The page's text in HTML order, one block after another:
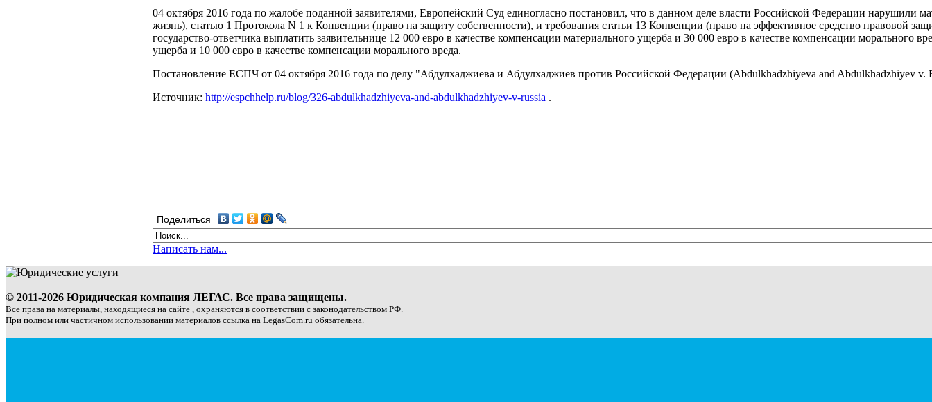
04 октября 2016 года по жалобе поданной заявителями, Европейский Суд единогласно постановил, что в данном деле власти Российской Федерации нарушили
жизнь), статью 1 Протокола N 1 к Конвенции (право на защиту собственности), и требования статьи 13 Конвенции (право на эффективное средство правовой
государство-ответчика выплатить заявительнице 12 000 евро в качестве компенсации материального ущерба и 30 000 евро в качестве компенсации морального
ущерба и 10 000 евро в качестве компенсации морального вреда.
Постановление ЕСПЧ от 04 октября 2016 года по делу "Абдулхаджиева и Абдулхаджиев против Российской Федерации (Abdulkhadzhiyeva and Abdulkhadzhiyev v.
Источник: http://espchhelp.ru/blog/326-abdulkhadzhiyeva-and-abdulkhadzhiyev-v-russia .
Поделиться
Написать нам...
© 2011-2026 Юридическая компания ЛЕГАС. Все права защищены.
Все права на материалы, находящиеся на сайте , охраняются в соответствии с законодательством РФ.
При полном или частичном использовании материалов ссылка на LegasCom.ru обязательна.